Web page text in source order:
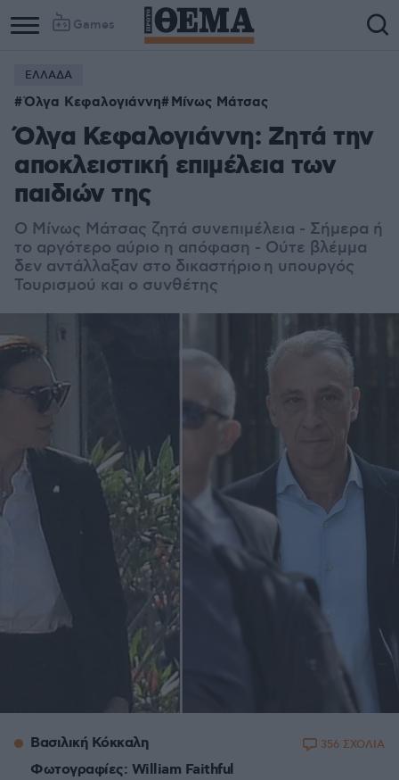
Games
Column
1
Column
2
ΕΛΛΑΔΑ
Όλγα Κεφαλογιάννη Μίνως Μάτσας
Όλγα Κεφαλογιάννη: Ζητά την
αποκλειστική επιμέλεια των
παιδιών της
Ο Μίνως Μάτσας ζητά συνεπιμέλεια - Σήμερα ή
το αργότερο αύριο η απόφαση - Ούτε βλέμμα
δεν αντάλλαξαν στο δικαστήριο η υπουργός
Τουρισμού και ο συνθέτης
Βασιλική Κόκκαλη
Φωτογραφίες: William Faithful
356 ΣΧΟΛΙΑ